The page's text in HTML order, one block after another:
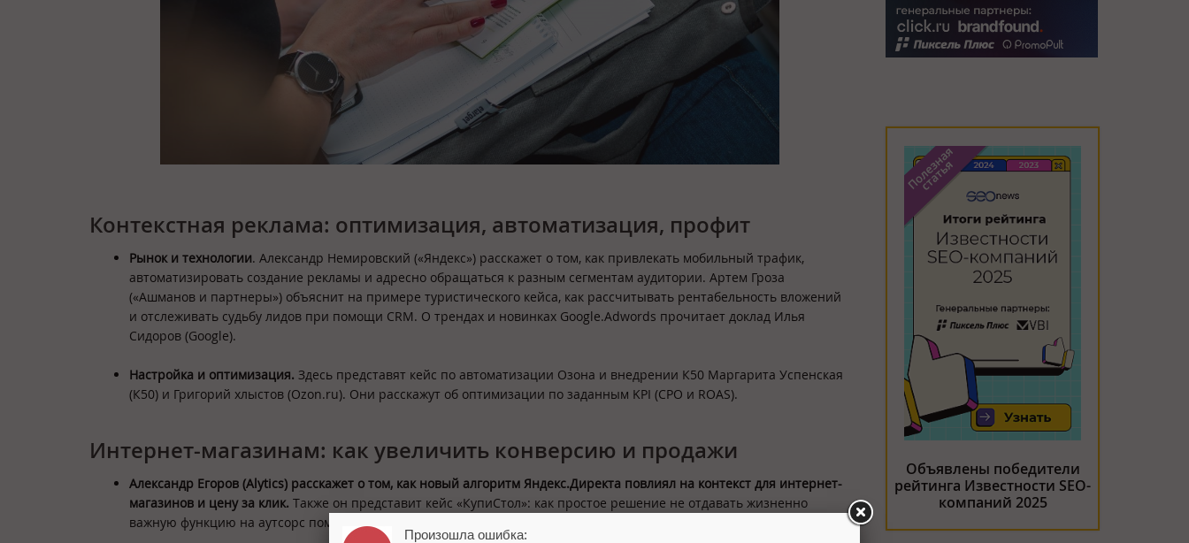
Контекстная реклама: оптимизация, автоматизация, профит
Рынок и технологии. Александр Немировский («Яндекс») расскажет о том, как привлекать мобильный трафик,
автоматизировать создание рекламы и адресно обращаться к разным сегментам аудитории. Артем Гроза
(«Ашманов и партнеры») объяснит на примере туристического кейса, как рассчитывать рентабельность вложений
и отслеживать судьбу лидов при помощи CRM. О трендах и новинках Google.Adwords прочитает доклад Илья
Сидоров (Google).
Настройка и оптимизация. Здесь представят кейс по автоматизации Озона и внедрении К50 Маргарита Успенская
(К50) и Григорий хлыстов (Ozon.ru). Они расскажут об оптимизации по заданным KPI (CPO и ROAS).
Интернет-магазинам: как увеличить конверсию и продажи
Александр Егоров (Alytics) расскажет о том, как новый алгоритм Яндекс.Директа повлиял на контекст для интернет-
магазинов и цену за клик. Также он представит кейс «КупиСтол»: как простое решение не отдавать жизненно
важную функцию на аутсорс помогает бороться с гигантами и побеждать их в условиях нестабильной экономики.
Объявлены победители
рейтинга Известности SEO-
компаний 2025
Произошла ошибка: